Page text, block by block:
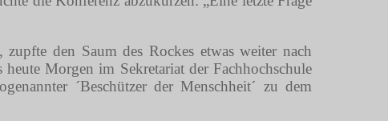
den Saum des Rockes etwas weiter nach
Morgen im Sekretariat der Fachhochschule
´Beschützer der Menschheit´ zu dem